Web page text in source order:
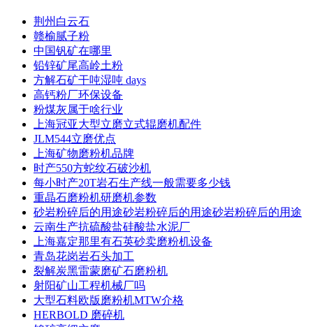
荆州白云石
赣榆腻子粉
中国钒矿在哪里
铅锌矿尾高岭土粉
方解石矿干吨湿吨 days
高钙粉厂环保设备
粉煤灰属于啥行业
上海冠亚大型立磨立式辊磨机配件
JLM544立磨优点
上海矿物磨粉机品牌
时产550方蛇纹石破沙机
每小时产20T岩石生产线一般需要多少钱
重晶石磨粉机研磨机参数
砂岩粉碎后的用途砂岩粉碎后的用途砂岩粉碎后的用途
云南生产抗硫酸盐硅酸盐水泥厂
上海嘉定那里有石英砂卖磨粉机设备
青岛花岗岩石头加工
裂解炭黑雷蒙磨矿石磨粉机
射阳矿山工程机械厂吗
大型石料欧版磨粉机MTW介格
HERBOLD 磨碎机